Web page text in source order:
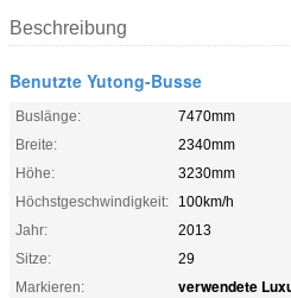
Beschreibung
Benutzte Yutong-Busse
Buslänge:
7470mm
Breite:
2340mm
Höhe:
3230mm
Höchstgeschwindigkeit:
100km/h
Jahr:
2013
Sitze:
29
Markieren:
verwendete